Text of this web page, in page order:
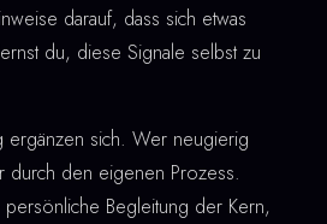
darauf, dass sich etwas
du, diese Signale selbst zu
ergänzen sich. Wer neugierig
durch den eigenen Prozess.
Begleitung der Kern,